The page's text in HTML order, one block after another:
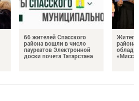
66 жителей Спасского
района вошли в число
лауреатов Электронной
доски почета Татарстана
района